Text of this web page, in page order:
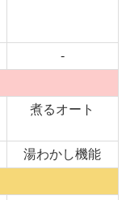
-
煮るオート
湯わかし機能